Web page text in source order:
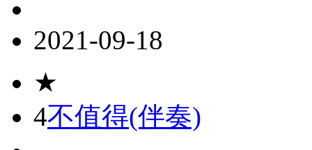
2021-09-18
★
4不值得(伴奏)